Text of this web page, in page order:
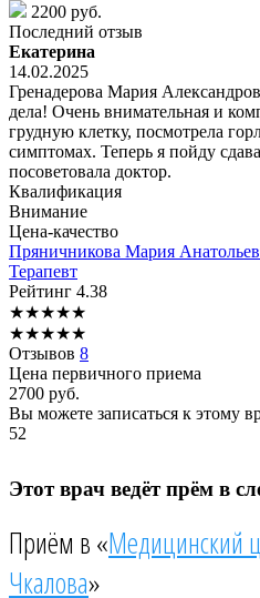
2200 руб.
Последний отзыв
Екатерина
14.02.2025
Гренадерова Мария
дела! Очень внимательная и
грудную клетку, посмотрела
симптомах. Теперь я пойду
посоветовала доктор.
Квалификация
Внимание
Цена-качество
Пряничникова Мария
Терапевт
Рейтинг 4.38
★★★★★
★★★★★
Отзывов 8
Цена первичного приема
2700 руб.
Вы можете записаться к этому
52
Этот врач ведёт прём в
Приём в «Медицинский
Чкалова»